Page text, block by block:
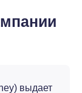
выдает